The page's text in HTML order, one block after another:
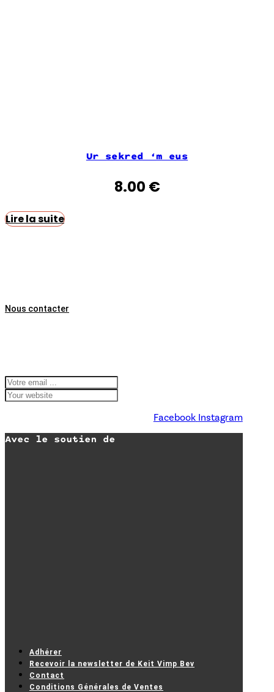
Ur sekred ‘m eus
8.00 €
Lire la suite
Nous contacter
Facebook Instagram
Avec le soutien de
Adhérer
Recevoir la newsletter de Keit Vimp Bev
Contact
Conditions Générales de Ventes